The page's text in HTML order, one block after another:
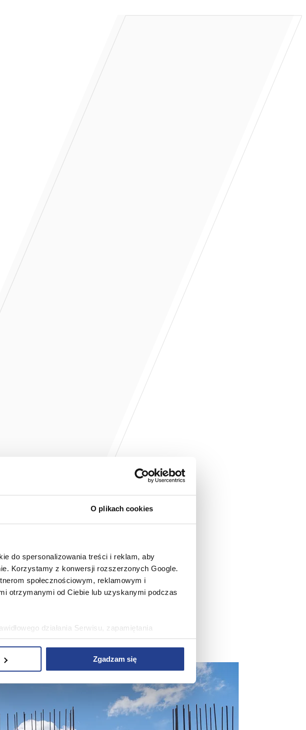
O plikach cookies
do spersonalizowania treści i reklam, aby
Korzystamy z konwersji rozszerzonych Google.
społecznościowym, reklamowym i
otrzymanymi od Ciebie lub uzyskanymi podczas
działania Serwisu, zapamiętania
w Serwisie, poprawy wydajności Serwisu,
Serwisu oraz w celach marketingowych.
plików cookie w Serwisie, przetwarzane są
mogą być również przetwarzane przez Partnerów
do swoich danych osobowych, ich
wobec przetwarzania, a także prawo do
Zgadzam się